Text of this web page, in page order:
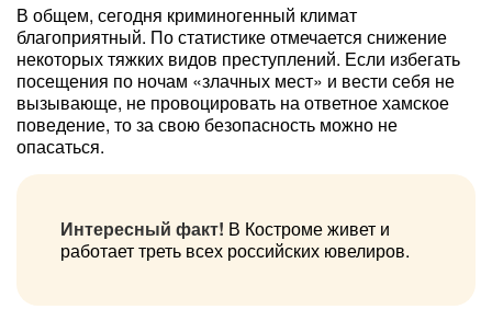
В общем, сегодня криминогенный климат
благоприятный. По статистике отмечается снижение
некоторых тяжких видов преступлений. Если избегать
посещения по ночам «злачных мест» и вести себя не
вызывающе, не провоцировать на ответное хамское
поведение, то за свою безопасность можно не
опасаться.
Интересный факт! В Костроме живет и
работает треть всех российских ювелиров.